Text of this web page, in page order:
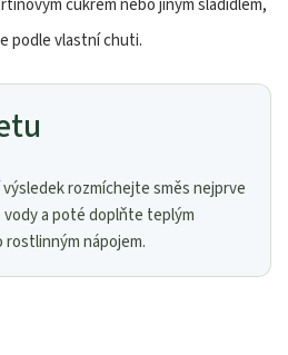
podle vlastní chuti.
rozmíchejte směs nejprve
a poté doplňte teplým
rostlinným nápojem.